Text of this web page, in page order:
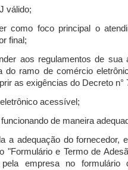
foco principal o
final;
aos regulamentos de sua
do ramo de comércio
as exigências do Decreto n°
acessível;
de maneira
a adequação do fornecedor,
"Formulário e Termo de
pela empresa no formulário